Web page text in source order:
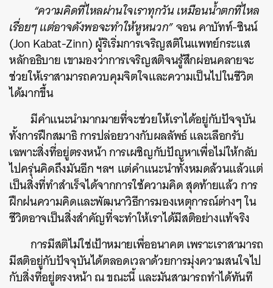
“ความคิดที่ไหลผ่านใจเราทุกวัน เหมือนน้ำตกที่ไหล
เรื่อยๆ แต่อาจดังพอจะทำให้หูหนวก”จอน คาบัทท์-ซินน์
(Jon Kabat-Zinn) ผู้ริเริ่มการเจริญสติในแพทย์กระแส
หลักอธิบาย เขามองว่าการเจริญสติจนรู้สึกผ่อนคลายจะ
ช่วยให้เราสามารถควบคุมจิตใจและความเป็นไปในชีวิต
ได้มากขึ้น
มีคำแนะนำมากมายที่จะช่วยให้เราได้อยู่กับปัจจุบัน
ทั้งการฝึกสมาธิ การปล่อยวางกับผลลัพธ์ และเลือกรับ
เฉพาะสิ่งที่อยู่ตรงหน้า การเผชิญกับปัญหาเพื่อไม่ให้กลับ
ไปครุ่นคิดถึงมันอีก ฯลฯ แต่คำแนะนำทั้งหมดล้วนแล้วแต่
เป็นสิ่งที่ทำสำเร็จได้จากการใช้ความคิด สุดท้ายแล้ว การ
ฝึกฝนความคิดและพัฒนาวิธีการมองเหตุการณ์ต่างๆ ใน
ชีวิตอาจเป็นสิ่งสำคัญที่จะทำให้เราได้มีสติอย่างแท้จริง
การมีสติไม่ใช่เป้าหมายเพื่ออนาคต เพราะเราสามารถ
มีสติอยู่กับปัจจุบันได้ตลอดเวลาด้วยการมุ่งความสนใจไป
กับสิ่งที่อยู่ตรงหน้า ณ ขณะนี้ และมันสามารถทำได้ทันที
ค้นหา
SHARE TWEET LINE EMAIL